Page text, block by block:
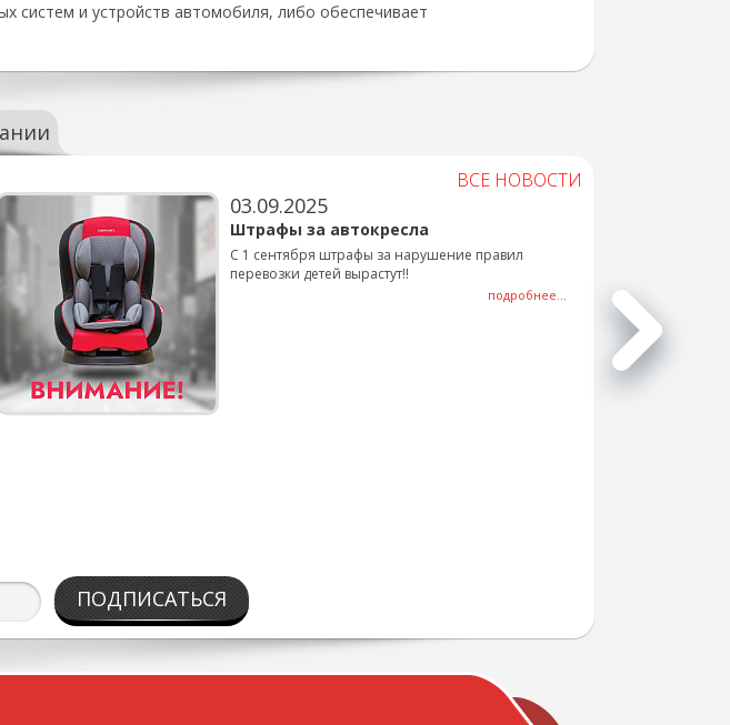
систем и устройств автомобиля, либо обеспечивает
ВСЕ НОВОСТИ
03.09.2025
Штрафы за автокресла
С 1 сентября штрафы за нарушение правил
перевозки детей вырастут!!
подробнее...
ПОДПИСАТЬСЯ